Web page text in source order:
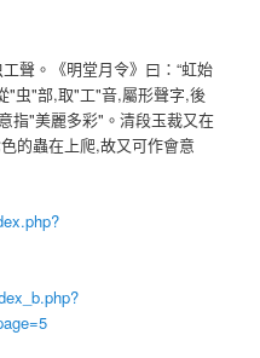
聲。《明堂月令》曰：“虹始
"虫"部,取"工"音,屬形聲字,後
指"美麗多彩"。清段玉裁又在
的蟲在上爬,故又可作會意